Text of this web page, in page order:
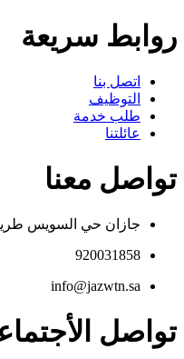
روابط سريعة
اتصل بنا
التوظيف
طلب خدمة
عائلتنا
تواصل معنا
جازان حي السويس
920031858
info@jazwtn.sa
تواصل